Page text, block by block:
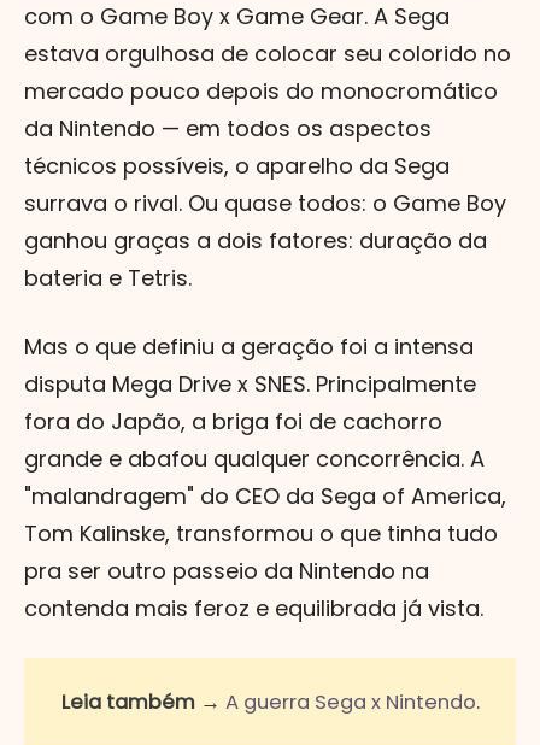
com o Game Boy x Game Gear. A Sega
estava orgulhosa de colocar seu colorido no
mercado pouco depois do monocromático
da Nintendo — em todos os aspectos
técnicos possíveis, o aparelho da Sega
surrava o rival. Ou quase todos: o Game Boy
ganhou graças a dois fatores: duração da
bateria e Tetris.
Mas o que definiu a geração foi a intensa
disputa Mega Drive x SNES. Principalmente
fora do Japão, a briga foi de cachorro
grande e abafou qualquer concorrência. A
"malandragem" do CEO da Sega of America,
Tom Kalinske, transformou o que tinha tudo
pra ser outro passeio da Nintendo na
contenda mais feroz e equilibrada já vista.
Leia também → A guerra Sega x Nintendo.